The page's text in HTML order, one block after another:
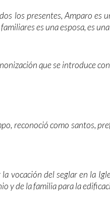
los presentes, Amparo es
es una esposa, es
que se introduce
reconoció como santos,
vocación del seglar en la
y de la familia para la